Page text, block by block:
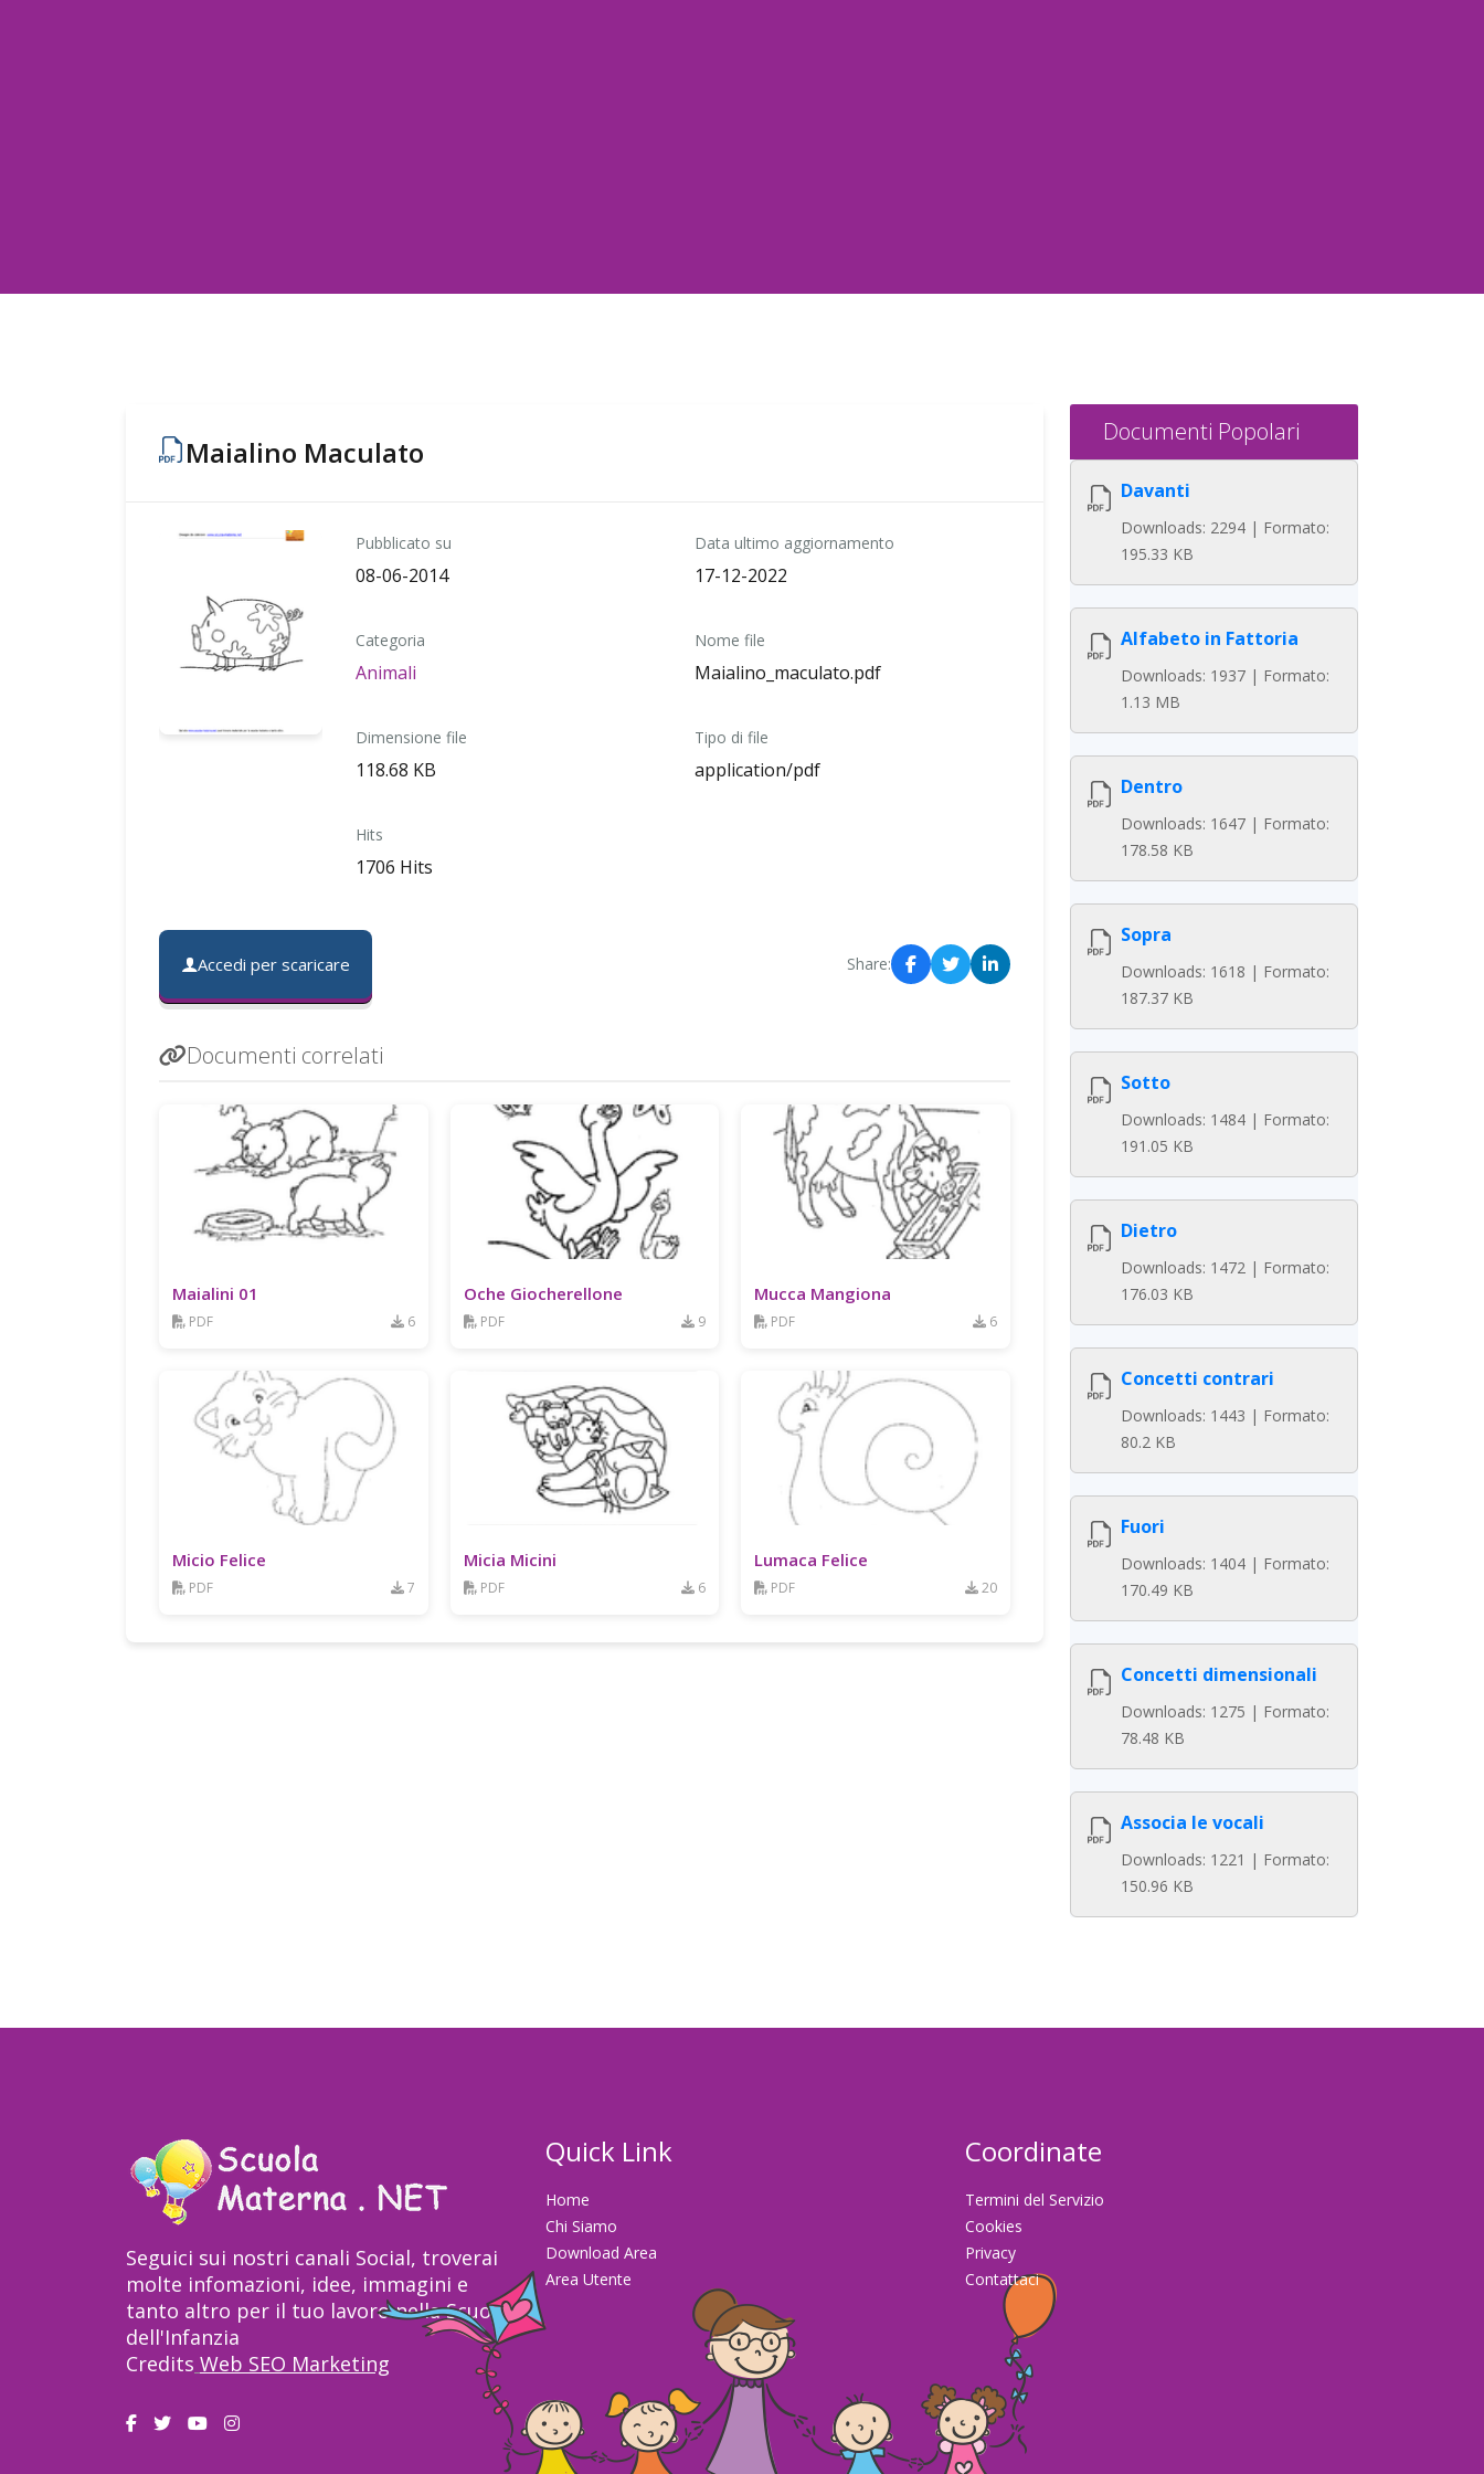
Maialino Maculato
Pubblicato su
08-06-2014
Data ultimo aggiornamento
17-12-2022
Categoria
Animali
Nome file
Maialino_maculato.pdf
Dimensione file
118.68 KB
Tipo di file
application/pdf
Hits
1706 Hits
Accedi per scaricare Share:
Documenti correlati
Maialini 01
PDF 6
Oche Giocherellone
PDF 9
Mucca Mangiona
PDF 6
Micio Felice
PDF 7
Micia Micini
PDF 6
Lumaca Felice
PDF 20
Documenti Popolari
Davanti
Downloads: 2294 | Formato:
195.33 KB
Alfabeto in Fattoria
Downloads: 1937 | Formato:
1.13 MB
Dentro
Downloads: 1647 | Formato:
178.58 KB
Sopra
Downloads: 1618 | Formato:
187.37 KB
Sotto
Downloads: 1484 | Formato:
191.05 KB
Dietro
Downloads: 1472 | Formato:
176.03 KB
Concetti contrari
Downloads: 1443 | Formato:
80.2 KB
Fuori
Downloads: 1404 | Formato:
170.49 KB
Concetti dimensionali
Downloads: 1275 | Formato:
78.48 KB
Associa le vocali
Downloads: 1221 | Formato:
150.96 KB
Seguici sui nostri canali Social, troverai
molte infomazioni, idee, immagini e
tanto altro per il tuo lavoro nella Scuola
dell'Infanzia
Credits Web SEO Marketing
Quick Link
Home
Chi Siamo
Download Area
Area Utente
Coordinate
Termini del Servizio
Cookies
Privacy
Contattaci